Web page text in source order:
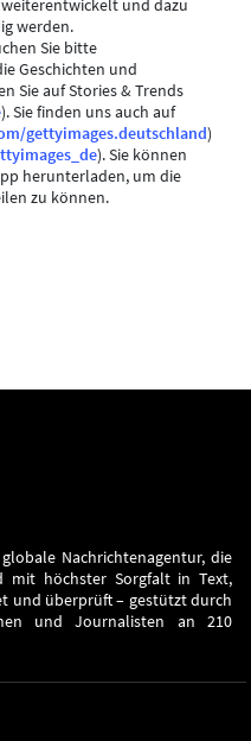
und dazu
werden.
Sie bitte
Geschichten und
Sie auf Stories & Trends
). Sie finden uns auch auf
gettyimages.deutschland)
). Sie können
herunterladen, um die
zu können.
Nachrichtenagentur, die
mit höchster Sorgfalt in Text,
und überprüft – gestützt durch
und Journalisten an 210